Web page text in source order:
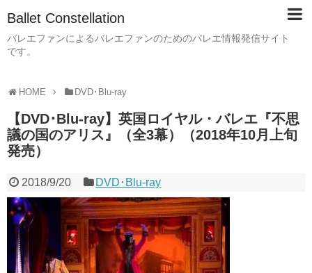
Ballet Constellation
バレエファンによるバレエファンのためのバレエ情報発信サイト
です。
HOME DVD･Blu-ray
【DVD･Blu-ray】英国ロイヤル・バレエ『不思
議の国のアリス』（全3幕）（2018年10月上旬
発売）
2018/9/20 DVD･Blu-ray